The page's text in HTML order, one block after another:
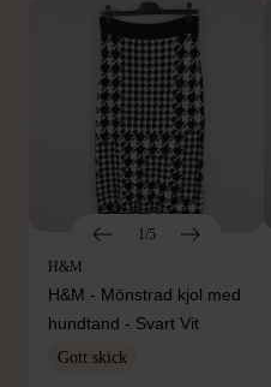
1/5
H&M
H&M - Mönstrad kjol med
hundtand - Svart Vit
Gott skick